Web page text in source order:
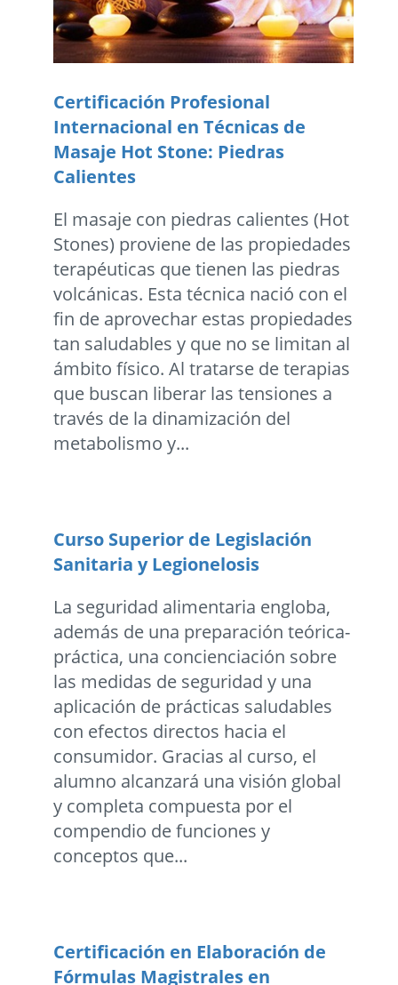
Certificación Profesional
Internacional en Técnicas de
Masaje Hot Stone: Piedras
Calientes
El masaje con piedras calientes (Hot
Stones) proviene de las propiedades
terapéuticas que tienen las piedras
volcánicas. Esta técnica nació con el
fin de aprovechar estas propiedades
tan saludables y que no se limitan al
ámbito físico. Al tratarse de terapias
que buscan liberar las tensiones a
través de la dinamización del
metabolismo y...
Curso Superior de Legislación
Sanitaria y Legionelosis
La seguridad alimentaria engloba,
además de una preparación teórica-
práctica, una concienciación sobre
las medidas de seguridad y una
aplicación de prácticas saludables
con efectos directos hacia el
consumidor. Gracias al curso, el
alumno alcanzará una visión global
y completa compuesta por el
compendio de funciones y
conceptos que...
Certificación en Elaboración de
Fórmulas Magistrales en